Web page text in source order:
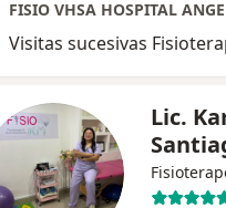
FISIO VHSA HOSPITAL
Visitas sucesivas
Lic.